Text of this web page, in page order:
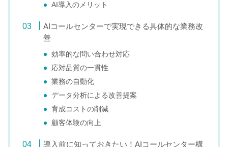
AI導入のメリット
AIコールセンターで実現できる具体的な業務改
善
効率的な問い合わせ対応
応対品質の一貫性
業務の自動化
データ分析による改善提案
育成コストの削減
顧客体験の向上
導入前に知っておきたい！AIコールセンター構